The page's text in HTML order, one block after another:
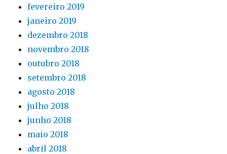
fevereiro 2019
janeiro 2019
dezembro 2018
novembro 2018
outubro 2018
setembro 2018
agosto 2018
julho 2018
junho 2018
maio 2018
abril 2018